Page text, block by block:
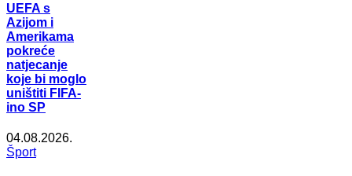
UEFA s
Azijom i
Amerikama
pokreće
natjecanje
koje bi moglo
uništiti FIFA-
ino SP
04.08.2026.
Šport